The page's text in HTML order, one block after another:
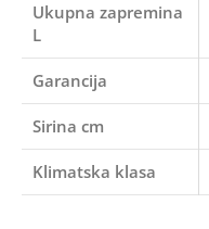
Ukupna zapremina
L
Garancija
Sirina cm
Klimatska klasa